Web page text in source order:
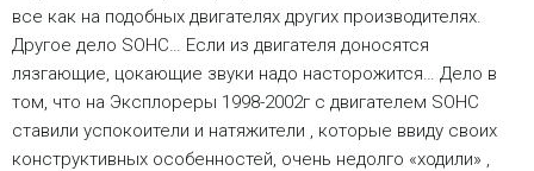
все как на подобных двигателях других производителях.
Другое дело SOHC… Если из двигателя доносятся
лязгающие, цокающие звуки надо насторожится… Дело в
том, что на Эксплореры 1998-2002г с двигателем SOHC
ставили успокоители и натяжители , которые ввиду своих
конструктивных особенностей, очень недолго «ходили» ,